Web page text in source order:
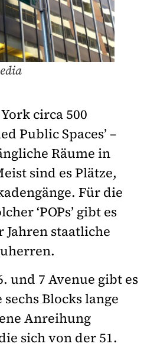
circa 500
Public Spaces’ –
Räume in
sind es Plätze,
Für die
‘POPs’ gibt es
Jahren staatliche
und 7 Avenue gibt es
Blocks lange
Anreihung
sich von der 51.